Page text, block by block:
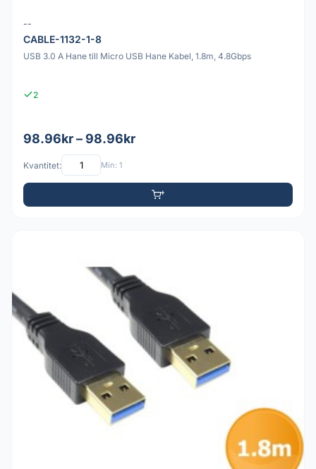
--
CABLE-1132-1-8
USB 3.0 A Hane till Micro USB Hane Kabel, 1.8m, 4.8Gbps
2
98.96kr – 98.96kr
Kvantitet: Min: 1